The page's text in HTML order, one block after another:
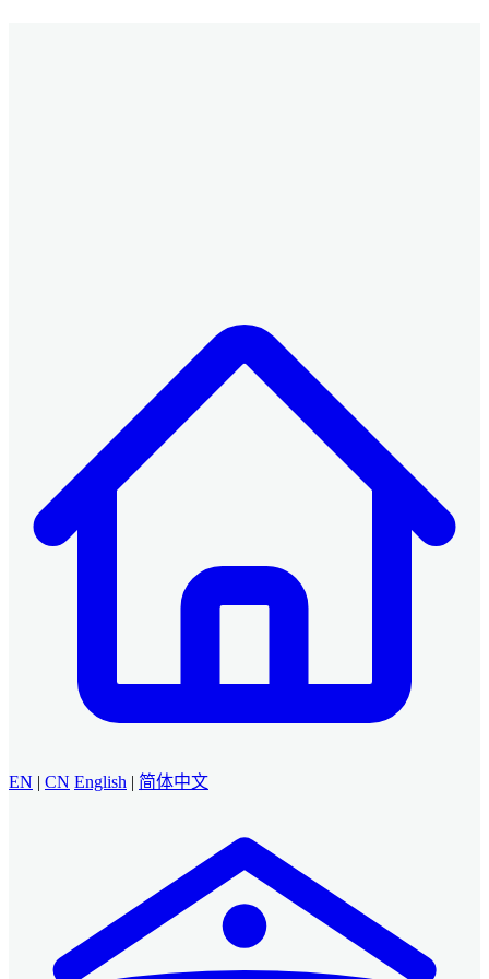
EN | CN English | 简体中文